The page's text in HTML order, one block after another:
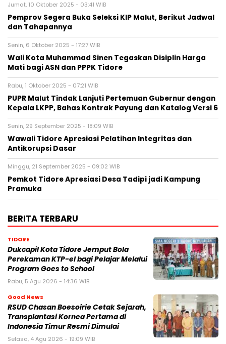
Jumat, 10 Oktober 2025 - 03:41 WIB
Pemprov Segera Buka Seleksi KIP Malut, Berikut Jadwal
dan Tahapannya
Senin, 6 Oktober 2025 - 17:27 WIB
Wali Kota Muhammad Sinen Tegaskan Disiplin Harga
Mati bagi ASN dan PPPK Tidore
Rabu, 1 Oktober 2025 - 07:21 WIB
PUPR Malut Tindak Lanjuti Pertemuan Gubernur dengan
Kepala LKPP, Bahas Kontrak Payung dan Katalog Versi 6
Senin, 29 September 2025 - 18:09 WIB
Wawali Tidore Apresiasi Pelatihan Integritas dan
Antikorupsi Dasar
Minggu, 21 September 2025 - 09:02 WIB
Pemkot Tidore Apresiasi Desa Tadipi jadi Kampung
Pramuka
BERITA TERBARU
TIDORE
Dukcapil Kota Tidore Jemput Bola
Perekaman KTP-el bagi Pelajar Melalui
Program Goes to School
Rabu, 5 Agu 2026 - 14:36 WIB
Good News
RSUD Chasan Boesoirie Cetak Sejarah,
Transplantasi Kornea Pertama di
Indonesia Timur Resmi Dimulai
Selasa, 4 Agu 2026 - 19:09 WIB